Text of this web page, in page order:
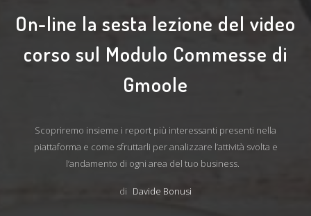
On-line la sesta lezione del video
corso sul Modulo Commesse di
Gmoole
Scopriremo insieme i report più interessanti presenti nella
piattaforma e come sfruttarli per analizzare l’attività svolta e
l’andamento di ogni area del tuo business.
di Davide Bonusi